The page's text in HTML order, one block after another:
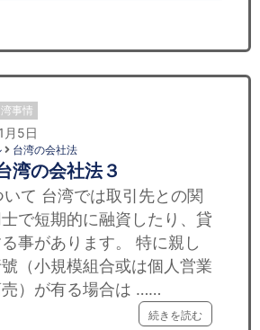
事情
月5日
台湾の会社法
湾の会社法３
て 台湾では取引先との関
で短期的に融資したり、貸
事があります。 特に親し
（小規模組合或は個人営業
）が有る場合は ……
続きを読む